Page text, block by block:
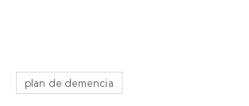
plan de demencia